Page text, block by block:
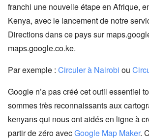
franchi une nouvelle étape en Afrique,
Kenya, avec le lancement de notre
Directions dans ce pays sur
maps.google.co.ke.
Par exemple : Circuler à Nairobi ou
Google n’a pas créé cet outil essentiel
sommes très reconnaissants aux
kenyans qui nous ont aidés en ligne à
partir de zéro avecGoogle Map Maker.